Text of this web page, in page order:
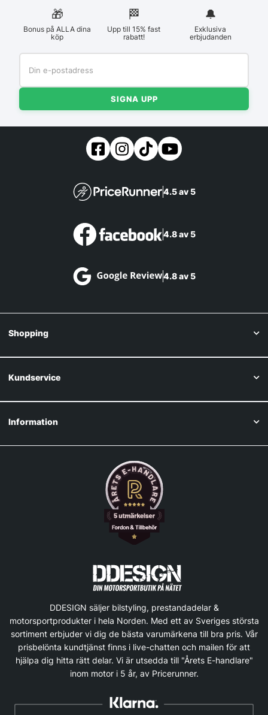
🎁
Bonus på ALLA dina
köp
🏁︎
Upp till 15% fast
rabatt!
🔔
Exklusiva
erbjudanden
SIGNA UPP
4.5 av 5
4.8 av 5
4.8 av 5
Shopping
Kundservice
Information
DDESIGN säljer bilstyling, prestandadelar &
motorsportprodukter i hela Norden. Med ett av Sveriges största
sortiment erbjuder vi dig de bästa varumärkena till bra pris. Vår
prisbelönta kundtjänst finns i live-chatten och mailen för att
hjälpa dig hitta rätt delar. Vi är utsedda till "Årets E-handlare"
inom motor i 5 år, av Pricerunner.